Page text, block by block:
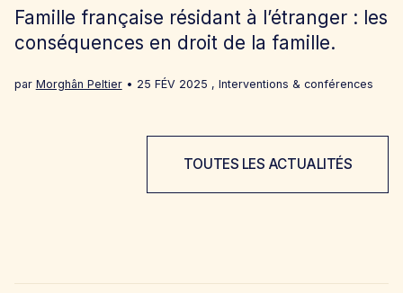
Famille française résidant à l’étranger : les
conséquences en droit de la famille.
par Morghân Peltier 25 FÉV 2025 , Interventions & conférences
TOUTES LES ACTUALITÉS